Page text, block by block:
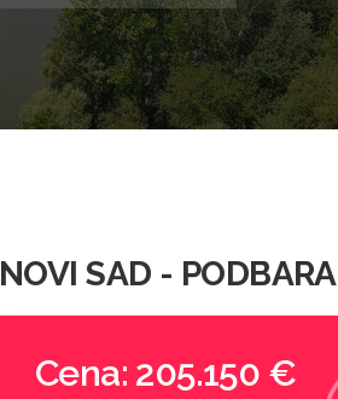
NOVI SAD - PODBARA
Cena: 205.150 €